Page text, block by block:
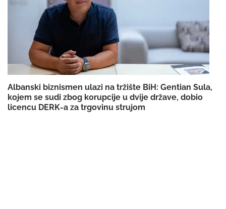
Albanski biznismen ulazi na tržište BiH: Gentian Sula,
kojem se sudi zbog korupcije u dvije države, dobio
licencu DERK-a za trgovinu strujom